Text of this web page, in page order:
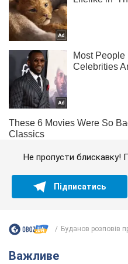
Не пропусти блискавку!
Підписатись
Буданов розповів
Важливе